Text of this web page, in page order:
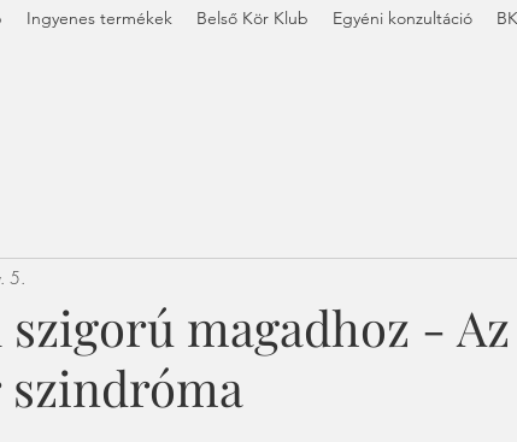
Ingyenes termékek Belső Kör Klub Egyéni konzultáció
szigorú magadhoz - Az
5.